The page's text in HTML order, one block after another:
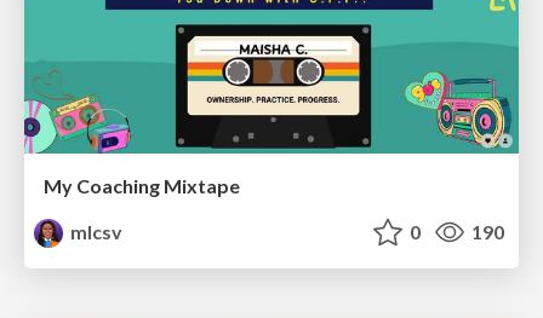
My Coaching Mixtape
mlcsv
0 190